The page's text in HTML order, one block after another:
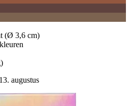
(Ø 3,6 cm)
augustus